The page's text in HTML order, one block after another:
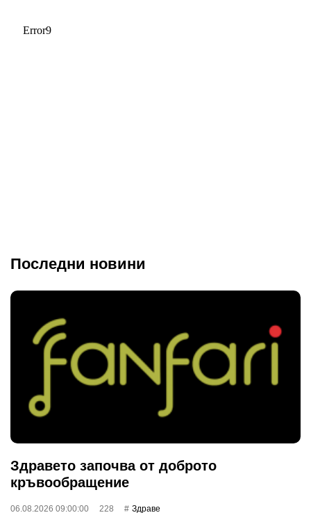
Последни новини
Здравето започва от доброто
кръвообращение
06.08.2026 09:00:00 228 Здраве